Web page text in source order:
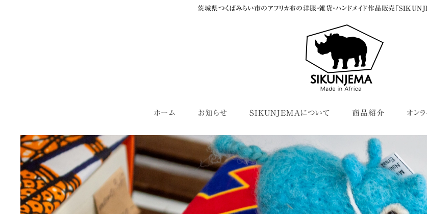
茨城県つくばみらい市のアフリカ布の洋服・雑貨・ハンドメイド作品販売「
content
ホーム お知らせ SIKUNJEMAについて 商品紹介 オンラ